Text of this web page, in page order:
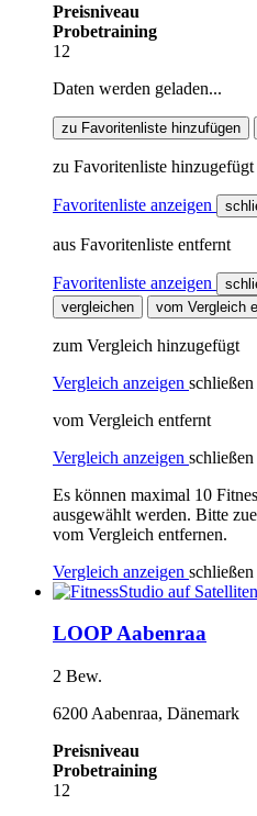
Preisniveau
Probetraining
12
Daten werden geladen...
zu Favoritenliste hinzufügen
zu Favoritenliste hinzugefügt
Favoritenliste anzeigen
aus Favoritenliste entfernt
Favoritenliste anzeigen
vergleichen
vom Vergleich
zum Vergleich hinzugefügt
Vergleich anzeigen schließen
vom Vergleich entfernt
Vergleich anzeigen schließen
Es können maximal 10
ausgewählt werden. Bitte
vom Vergleich entfernen.
Vergleich anzeigen schließen
LOOP Aabenraa
2 Bew.
6200 Aabenraa, Dänemark
Preisniveau
Probetraining
12